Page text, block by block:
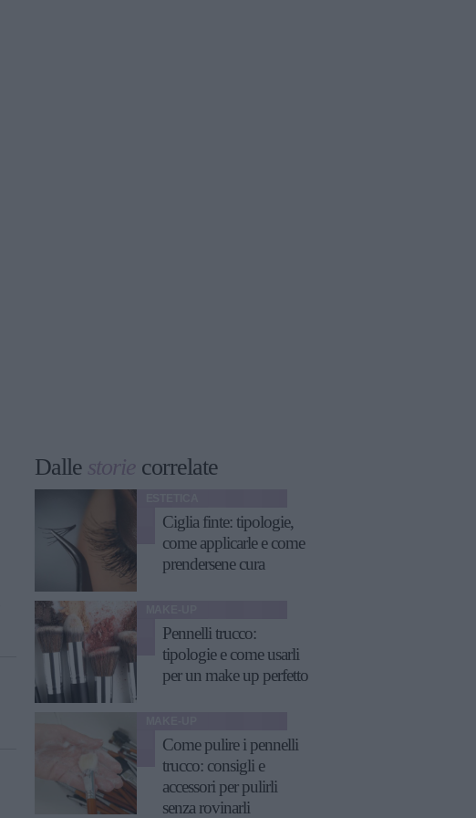
Dalle storie correlate
Ciglia finte: tipologie,
come applicarle e come
prendersene cura
Pennelli trucco:
tipologie e come usarli
per un make up perfetto
Come pulire i pennelli
trucco: consigli e
accessori per pulirli
senza rovinarli